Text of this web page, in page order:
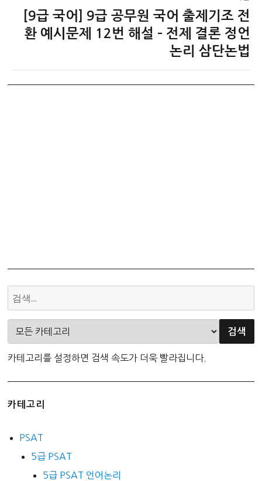
[9급 국어] 9급 공무원 국어 출제기조 전
환 예시문제 12번 해설 – 전제 결론 정언
논리 삼단논법
카테고리를 설정하면 검색 속도가 더욱 빨라집니다.
카테고리
PSAT
5급 PSAT
5급 PSAT 언어논리